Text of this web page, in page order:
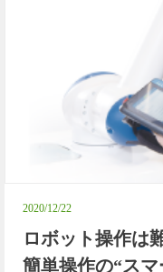
2020/12/22
ロボット操作は
簡単操作の“ス